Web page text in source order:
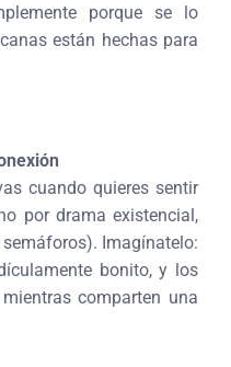
porque se lo
están hechas para
cuando quieres sentir
por drama existencial,
Imagínatelo:
bonito, y los
comparten una